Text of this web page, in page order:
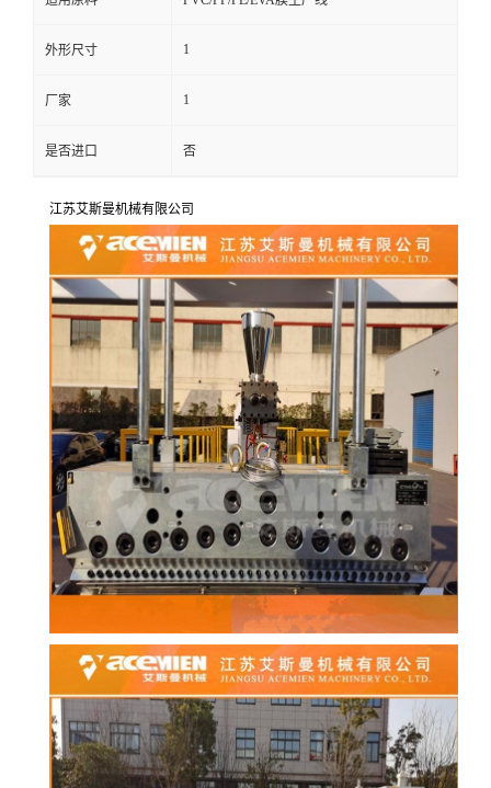
外形尺寸 1
厂家 1
是否进口 否
江苏艾斯曼机械有限公司